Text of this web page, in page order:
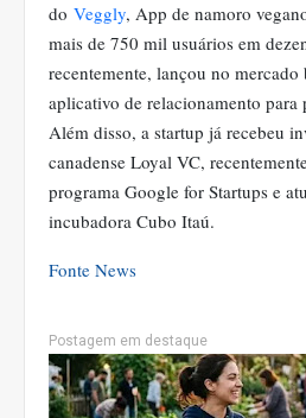
do Veggly, App de namoro
mais de 750 mil usuários em
recentemente, lançou no
aplicativo de relacionamento para
Além disso, a startup já recebeu
canadense Loyal VC,
programa Google for Startups e
incubadora Cubo Itaú.
Fonte News
Postagem em destaque